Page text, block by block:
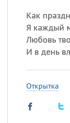
Как
Я каждый
Любовь
И в день
Открытка